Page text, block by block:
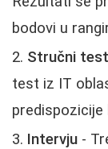
bodovi u
Stručni test
test iz IT
predispozicije
Intervju -